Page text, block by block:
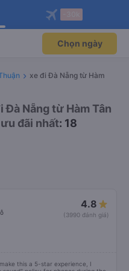
độc
Mở app
máy bay qua
Mở app
Chọn ngày
xe đi Đà Nẵng từ Hàm
Đà Nẵng từ Hàm Tân
đãi nhất: 18
4.8
(3990 đánh giá)
this a 5-star experience, I